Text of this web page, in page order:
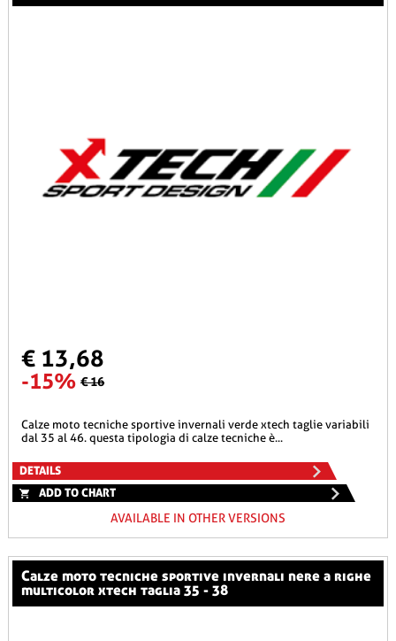
€ 13,68
-15% € 16
calze moto tecniche sportive invernali verde xtech taglie variabili
dal 35 al 46. questa tipologia di calze tecniche è...
DETAILS
ADD TO CHART
AVAILABLE IN OTHER VERSIONS
calze moto tecniche sportive invernali nere a righe
multicolor xtech taglia 35 - 38